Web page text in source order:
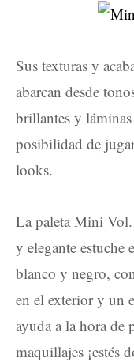
Sus texturas y
abarcan desde
brillantes y
posibilidad de
looks.
La paleta Mini Vol.
y elegante estuche
blanco y negro,
en el exterior y un
ayuda a la hora de
maquillajes ¡estés